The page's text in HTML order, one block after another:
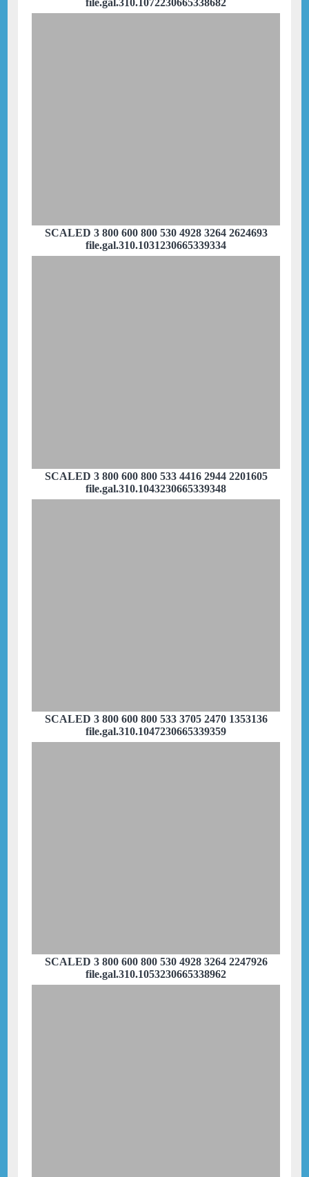
file.gal.310.1072230665338682
SCALED 3 800 600 800 530 4928 3264 2624693
file.gal.310.1031230665339334
SCALED 3 800 600 800 533 4416 2944 2201605
file.gal.310.1043230665339348
SCALED 3 800 600 800 533 3705 2470 1353136
file.gal.310.1047230665339359
SCALED 3 800 600 800 530 4928 3264 2247926
file.gal.310.1053230665338962